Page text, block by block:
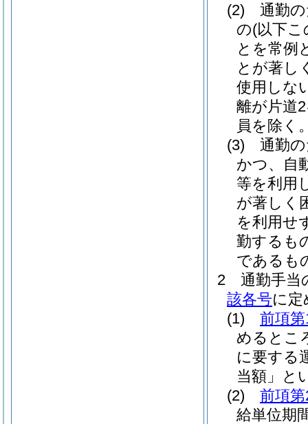
(2)
通勤
の(以下
とを常例
とが著し
使用しな
離が片道
員を除く
(3)
通勤
かつ、自
等を利用
が著しく
を利用せ
勤するも
であるも
2
通勤手当
該各号に
(1)
前項
めるとこ
に要する
当額」と
(2)
前項
給単位期